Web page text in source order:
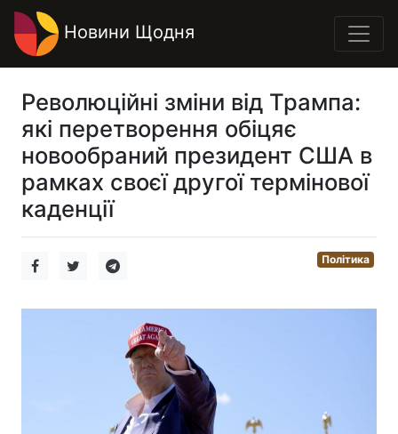
Новини Щодня
Революційні зміни від Трампа:
які перетворення обіцяє
новообраний президент США в
рамках своєї другої термінової
каденції
Політика